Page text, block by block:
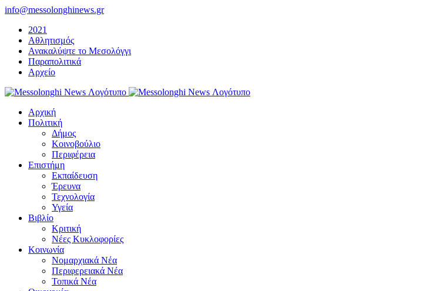
Μετάβαση
περιεχόμενο
info@messolonghinews.gr
2021
Αθλητισμός
Ανακαλύψτε το Μεσολόγγι
Παραπολιτικά
Αρχείο
Αρχική
Πολιτική
Δήμος
Κοινοβούλιο
Περιφέρεια
Επιστήμη
Εκπαίδευση
Έρευνα
Τεχνολογία
Υγεία
Βιβλίο
Κριτική
Νέες Κυκλοφορίες
Κοινωνία
Νομαρχιακά Νέα
Περιφερειακά Νέα
Τοπικά Νέα